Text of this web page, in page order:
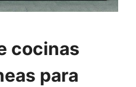
cocinas
para